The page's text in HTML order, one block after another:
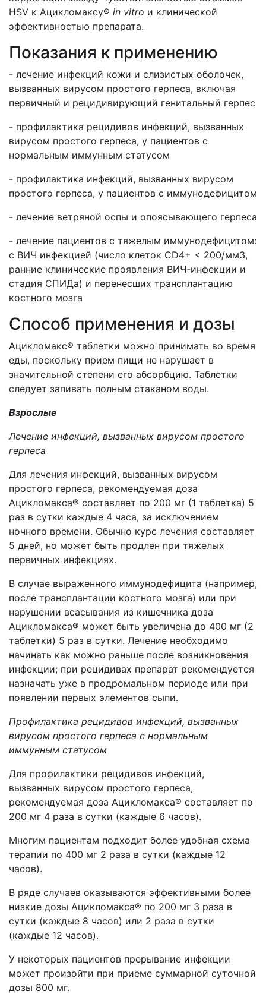
HSV к Ацикломаксу® in vitro и клинической
эффективностью препарата.
Показания к применению
- лечение инфекций кожи и слизистых оболочек,
вызванных вирусом простого герпеса, включая
первичный и рецидивирующий генитальный герпес
- профилактика рецидивов инфекций, вызванных
вирусом простого герпеса, у пациентов с
нормальным иммунным статусом
- профилактика инфекций, вызванных вирусом
простого герпеса, у пациентов с иммунодефицитом
- лечение ветряной оспы и опоясывающего герпеса
- лечение пациентов с тяжелым иммунодефицитом:
с ВИЧ инфекцией (число клеток CD4+ < 200/мм3,
ранние клинические проявления ВИЧ-инфекции и
стадия СПИДа) и перенесших трансплантацию
костного мозга
Способ применения и дозы
Ацикломакс® таблетки можно принимать во время
еды, поскольку прием пищи не нарушает в
значительной степени его абсорбцию. Таблетки
следует запивать полным стаканом воды.
Взрослые
Лечение инфекций, вызванных вирусом простого
герпеса
Для лечения инфекций, вызванных вирусом
простого герпеса, рекомендуемая доза
Ацикломакса® составляет по 200 мг (1 таблетка) 5
раз в сутки каждые 4 часа, за исключением
ночного времени. Обычно курс лечения составляет
5 дней, но может быть продлен при тяжелых
первичных инфекциях.
В случае выраженного иммунодефицита (например,
после трансплантации костного мозга) или при
нарушении всасывания из кишечника доза
Ацикломакса® может быть увеличена до 400 мг (2
таблетки) 5 раз в сутки. Лечение необходимо
начинать как можно раньше после возникновения
инфекции; при рецидивах препарат рекомендуется
назначать уже в продромальном периоде или при
появлении первых элементов сыпи.
Профилактика рецидивов инфекций, вызванных
вирусом простого герпеса с нормальным
иммунным статусом
Для профилактики рецидивов инфекций,
вызванных вирусом простого герпеса,
рекомендуемая доза Ацикломакса® составляет по
200 мг 4 раза в сутки (каждые 6 часов).
Многим пациентам подходит более удобная схема
терапии по 400 мг 2 раза в сутки (каждые 12
часов).
В ряде случаев оказываются эффективными более
низкие дозы Ацикломакса® по 200 мг 3 раза в
сутки (каждые 8 часов) или 2 раза в сутки
(каждые 12 часов).
У некоторых пациентов прерывание инфекции
может произойти при приеме суммарной суточной
дозы 800 мг.